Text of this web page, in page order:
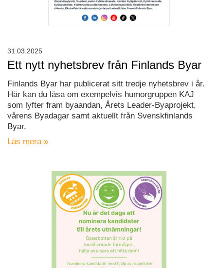
Ett nytt nyhetsbrev från Finlands Byar
Finlands Byar har publicerat sitt tredje nyhetsbrev i år.
Här kan du läsa om exempelvis humorgruppen KAJ
som lyfter fram byaandan, Årets Leader-Byaprojekt,
vårens Byadagar samt aktuellt från Svenskfinlands
Byar.
Läs mera »
31.03.2025